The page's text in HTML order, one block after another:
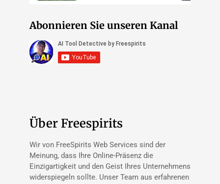
Abonnieren Sie unseren Kanal
Über Freespirits
Wir von FreeSpirits Web Services sind der
Meinung, dass Ihre Online-Präsenz die
Einzigartigkeit und den Geist Ihres Unternehmens
widerspiegeln sollte. Unser Team aus erfahrenen